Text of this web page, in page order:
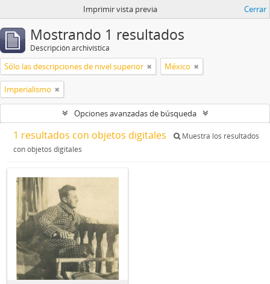
Imprimir vista previa Cerrar
Mostrando 1 resultados
Descripción archivística
Sólo las descripciones de nivel superior México
Imperialismo
Opciones avanzadas de búsqueda
1 resultados con objetos digitales
Muestra los resultados
con objetos digitales